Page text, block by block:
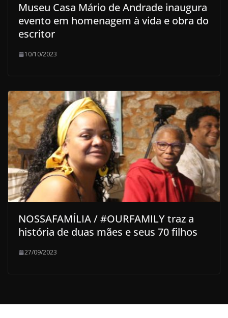
Museu Casa Mário de Andrade inaugura
evento em homenagem à vida e obra do
escritor
10/10/2023
NOSSAFAMÍLIA / #OURFAMILY traz a
história de duas mães e seus 70 filhos
27/09/2023